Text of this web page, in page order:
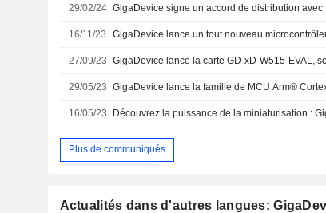
29/02/24
16/11/23
27/09/23
29/05/23
16/05/23
Plus de communiqués
Actualités dans d'autres langues: